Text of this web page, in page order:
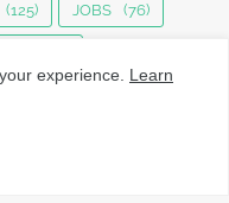
(125) JOBS (76)
experience. Learn